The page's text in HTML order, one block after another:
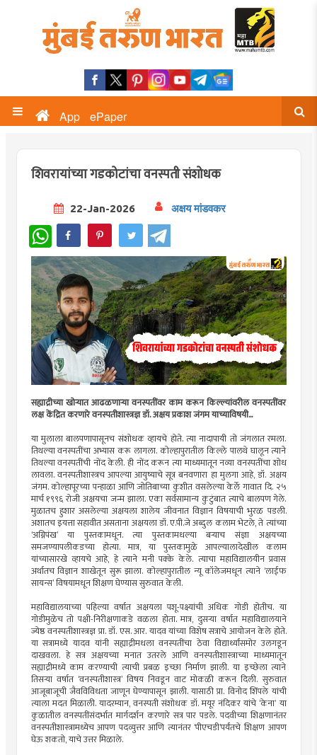
App ePaper
शिवरायांच्या गडकोटांचा वनस्पती संशोधक
22-Jan-2026 अक्षय मांडवकर
WhatsApp
सह्याद्रीच्या खोर्‍यात आढळणार्‍या वनस्पतींवर काम करून किल्ल्यांवरील वनस्पतींवर
लक्ष केंद्रित करणारे वनस्पतीशास्त्रज्ञ डॉ. अक्षय प्रकाश जंगम याच्याविषयी...
या मुलाला बालपणापासूनच संशोधक व्हायचे होते. त्या नादापायी तो जंगलात रमला.
तिथल्या वनस्पतींचा अभ्यास करू लागला. कोल्हापुरातील किल्ले पालथे घालून त्याने
तिथल्या वनस्पतींची नोंद केली. ही नोंद करून त्या माध्यमातून नव्या वनस्पतींचा शोध
लावला. वनस्पतीशास्त्रच आपल्या आयुष्याचे सूत्र बनवणारा हा मुलगा आहे, डॉ. अक्षय
जंगम. कोल्हापूरच्या पन्हाळा आणि जोतिबाच्या कुशीत वसलेल्या केर्ले गावात दि. २५
मार्च १९९६ रोजी अक्षयचा जन्म झाला. एका सर्वसामान्य कुटुंबात त्याचे बालपण गेले.
मुळातच हुशार असलेल्या अक्षयला शालेय जीवनात विज्ञान विषयाची भुरळ पडली.
अशातच इयत्ता सहावीत असताना अक्षयला डॉ. ए.पी.जे अब्दुल कलाम भेटले, ते त्यांच्या
‘अग्निपंख’ या पुस्तकामधून. त्या पुस्तकामधल्या बर्‍याच संज्ञा अक्षयच्या
समजण्यापलीकडच्या होत्या. मात्र, या पुस्तकामुळे आपल्यालादेखील कलाम
यांच्यासारखे व्हायचे आहे, हे त्याने मनी पक्के केले. त्याचा महाविद्यालयीन प्रवास
अर्थातच विज्ञान शाखेतून सुरू झाला. कोल्हापुरातील न्यू कॉलेजमधून त्याने ‘लाईफ
सायन्स’ विषयामधून शिक्षण घेण्यास सुरुवात केली.
महाविद्यालयाच्या पहिल्या वर्षात अक्षयला पशू-पक्ष्यांची अधिक गोडी होतीच. या
गोडीमुळेच तो पक्षी-निरीक्षणाकडे वळला होता. मात्र, दुसर्‍या वर्षात महाविद्यालयाने
ज्येष्ठ वनस्पतीशास्त्रज्ञ प्रा. डॉ. एस. आर. यादव यांच्या विशेष सत्राचे आयोजन केले होते.
या सत्रामध्ये यादव यांनी सह्याद्रीमधला वनस्पतींचा ठेवा विद्यार्थ्यांसमोर उलगडून
दाखवला. हे सत्र अक्षयच्या मनात उतरले आणि वनस्पतीशास्त्राच्या माध्यमातून
सह्याद्रीमध्ये काम करण्याची त्याची प्रबळ इच्छा निर्माण झाली. या इच्छेला त्याने
तिसर्‍या वर्षात ‘वनस्पतीशास्त्र’ विषय निवडून वाट मोकळी करून दिली. सुरुवात
आजूबाजूची जैवविविधता जाणून घेण्यापासून झाली. यासाठी प्रा. विनोद शिंपले यांची
त्याला मदत मिळाली. यादरम्यान, वनस्पती संशोधक डॉ. मयूर नंदिकर यांचे ‘केना’ या
कुळातील वनस्पतींसंदर्भात मार्गदर्शन करणारे सत्र पार पडले. पदवीच्या शिक्षणानंतर
वनस्पतीशास्त्रामध्येच आपण पदव्युत्तर आणि त्यानंतर ‘पीएचडी’पर्यंतचे शिक्षण आपण
घेऊ शकतो, याचे उत्तर मिळाले.